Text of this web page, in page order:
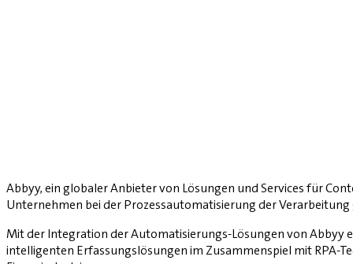
Abbyy, ein globaler Anbieter von Lösungen und Services für
Unternehmen bei der Prozessautomatisierung der
Mit der Integration der Automatisierungs-Lösungen von Abbyy
intelligenten Erfassungs­lösungen im Zusammenspiel mit RPA-